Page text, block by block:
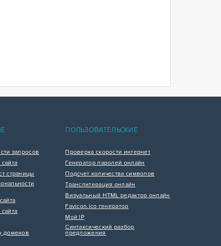
запросов
страницы
доменов
ПОЛЬЗОВАТЕЛЬСКИЕ
Проверка скорости интернет
Генератор паролей онлайн
Подсчет количества символов
Транслитерация онлайн
Визуальный HTML редактор онлайн
Favicon.ico генератор
Мой IP
Синтаксический разбор
предложения